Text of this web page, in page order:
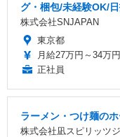
グ・梱包/未経験OK/
株式会社SNJAPAN
東京都
月給27万円～34万円
正社員
ラーメン・つけ麺の
株式会社凪スピリッツ